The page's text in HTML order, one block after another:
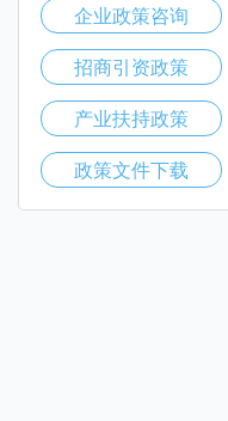
企业政策咨询
招商引资政策
产业扶持政策
政策文件下载